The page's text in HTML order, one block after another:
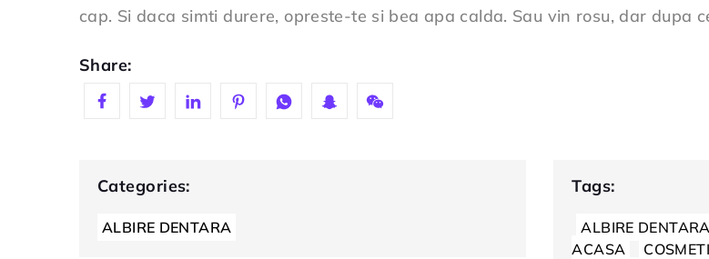
cap. Si daca simti durere, opreste-te si bea apa calda. Sau vin rosu, dar dupa
Share:
Categories:
ALBIRE DENTARA
Tags:
ALBIRE DENTARA
ACASA